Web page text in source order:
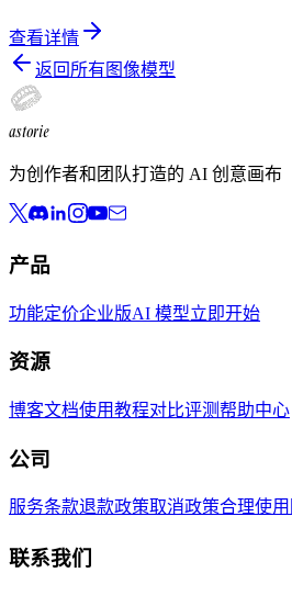
查看详情
返回所有图像模型
astorie
为创作者和团队打造的 AI 创意画布
产品
功能定价企业版AI 模型立即开始
资源
博客文档使用教程对比评测帮助中心
公司
服务条款退款政策取消政策合理使用
联系我们